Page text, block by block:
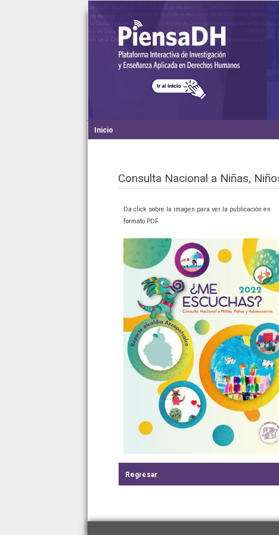
Inicio
Consulta Nacional a Niñas,
Da click sobre la imagen para ver la publicación en
formato PDF
Regresar